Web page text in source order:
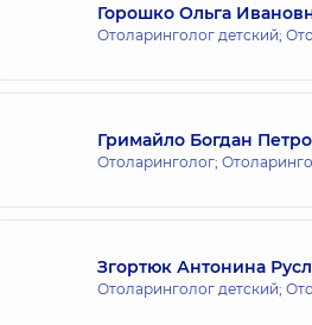
Горошко Ольга
Отоларинголог детский;
Гримайло Богдан
Отоларинголог;
Згортюк Антонина
Отоларинголог детский;